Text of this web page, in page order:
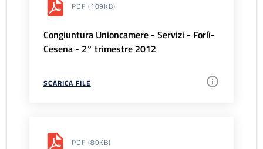
PDF (109KB)
Congiuntura Unioncamere - Servizi - Forlì-
Cesena - 2° trimestre 2012
SCARICA FILE
PDF (89KB)